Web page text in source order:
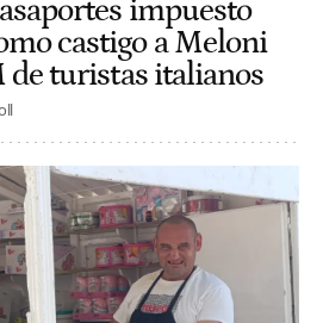
impuesto
castigo a Meloni
de turistas italianos